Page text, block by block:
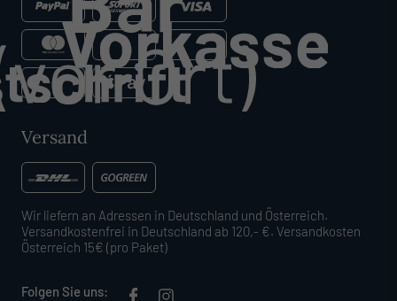
Versand
Wir liefern an Adressen in Deutschland und Österreich.
Versandkostenfrei in Deutschland ab 120,- €. Versandkosten
Österreich 15€ (pro Paket)
Folgen Sie uns: